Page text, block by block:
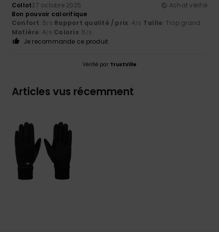
Collot27 octobre 2025
Achat vérifié
Bon pouvoir calorifique
Confort: 5/5 Rapport qualité / prix: 4/5 Taille: Trop grand
Matière: 4/5 Coloris: 5 /5
Je recommande ce produit
Vérifié par TrustVille
Articles vus récemment